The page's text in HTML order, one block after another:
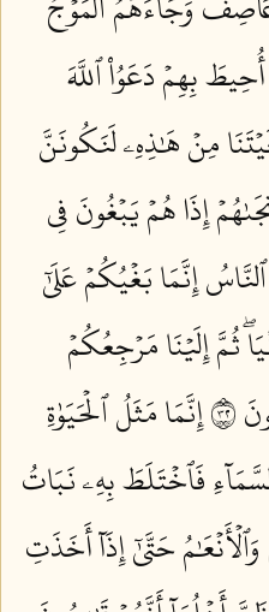
بِهِمۡ دَعَوُاْ ٱللَّهَ
مِنۡ هَٰذِهِۦ لَنَكُونَنَّ
إِذَا هُمۡ يَبۡغُونَ فِي
إِنَّمَا بَغۡيُكُمۡ عَلَىٰٓ
ثُمَّ إِلَيۡنَا مَرۡجِعُكُمۡ
إِنَّمَا مَثَلُ ٱلۡحَيَوٰةِ
فَٱخۡتَلَطَ بِهِۦ نَبَاتُ
حَتَّىٰٓ إِذَآ أَخَذَتِ